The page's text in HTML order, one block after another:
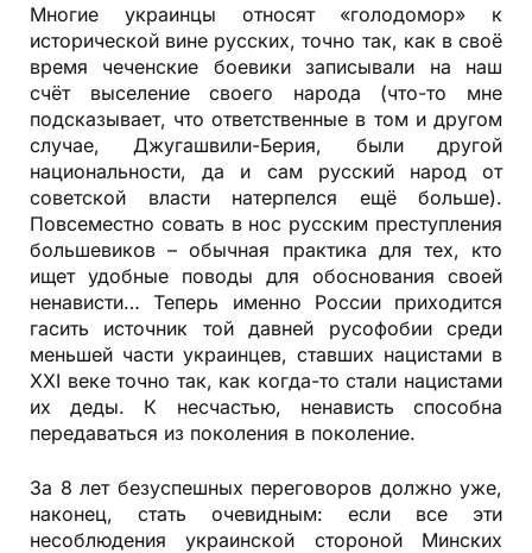
Многие украинцы​ относят​ «голодомор»​ к
исторической вине русских, точно так, как в своё
время чеченские боевики записывали​ на наш
счёт​ выселение своего​ народа​ (что-то мне
подсказывает, что ответственные в том и другом
случае,​ Джугашвили-Берия, были другой
национальности, да и​ сам​ русский народ от​
советской власти натерпелся ещё больше).​
Повсеместно совать в нос русским преступления​
большевиков –​ обычная практика для тех, кто
ищет удобные​ поводы для обоснования своей​
ненависти… Теперь именно​ России​ приходится
гасить источник той давней русофобии среди
меньшей части украинцев, ставших нацистами в​
XXI​ веке точно так, как когда-то стали нацистами
их деды. К несчастью, ненависть способна​
передаваться​ из поколения​ в поколение.​
За 8 лет безуспешных переговоров должно уже,
наконец, стать очевидным: если все эти
несоблюдения украинской стороной Минских